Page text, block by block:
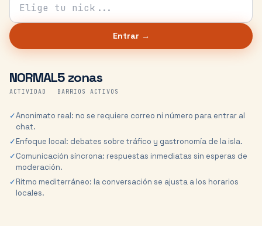
Entrar →
NORMAL
ACTIVIDAD
5 zonas
BARRIOS ACTIVOS
✓Anonimato real: no se requiere correo ni número para entrar al
chat.
✓Enfoque local: debates sobre tráfico y gastronomía de la isla.
✓Comunicación síncrona: respuestas inmediatas sin esperas de
moderación.
✓Ritmo mediterráneo: la conversación se ajusta a los horarios
locales.